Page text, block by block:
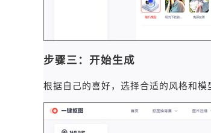
步骤三：开始生成
根据自己的喜好，选择合适的风格和